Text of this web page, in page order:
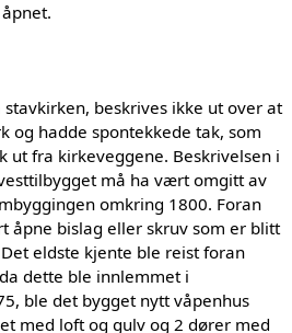
beskrives ikke ut over at
og hadde spontekkede tak, som
ut fra kirkeveggene. Beskrivelsen i
må ha vært omgitt av
omkring 1800. Foran
åpne bislag eller skruv som er blitt
Det eldste kjente ble reist foran
dette ble innlemmet i
ble det bygget nytt våpenhus
med loft og gulv og 2 dører med